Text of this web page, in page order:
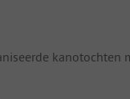
kanotochten